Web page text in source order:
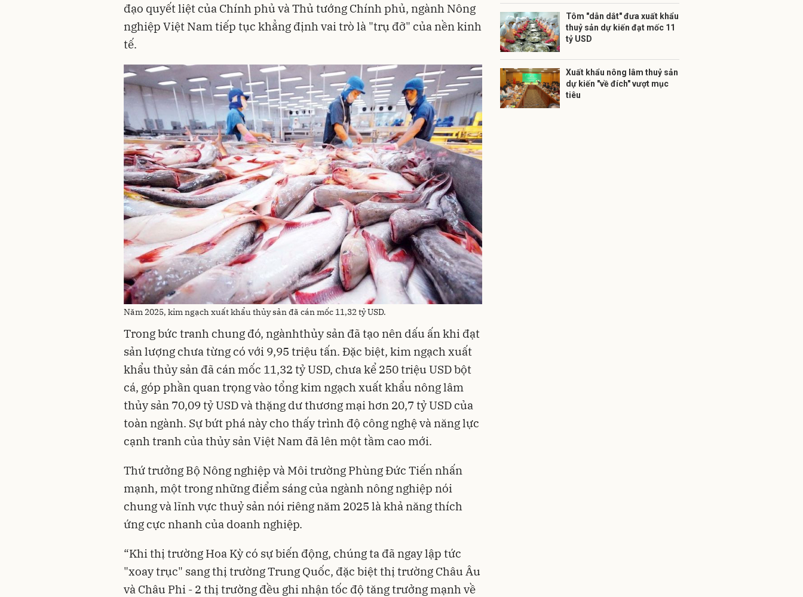
đạo quyết liệt của Chính phủ và Thủ tướng Chính phủ, ngành Nông
nghiệp Việt Nam tiếp tục khẳng định vai trò là "trụ đỡ" của nền kinh
tế.
Năm 2025, kim ngạch xuất khẩu thủy sản đã cán mốc 11,32 tỷ USD.
Trong bức tranh chung đó, ngànhthủy sản đã tạo nên dấu ấn khi đạt
sản lượng chưa từng có với 9,95 triệu tấn. Đặc biệt, kim ngạch xuất
khẩu thủy sản đã cán mốc 11,32 tỷ USD, chưa kể 250 triệu USD bột
cá, góp phần quan trọng vào tổng kim ngạch xuất khẩu nông lâm
thủy sản 70,09 tỷ USD và thặng dư thương mại hơn 20,7 tỷ USD của
toàn ngành. Sự bứt phá này cho thấy trình độ công nghệ và năng lực
cạnh tranh của thủy sản Việt Nam đã lên một tầm cao mới.
Thứ trưởng Bộ Nông nghiệp và Môi trường Phùng Đức Tiến nhấn
mạnh, một trong những điểm sáng của ngành nông nghiệp nói
chung và lĩnh vực thuỷ sản nói riêng năm 2025 là khả năng thích
ứng cực nhanh của doanh nghiệp.
“Khi thị trường Hoa Kỳ có sự biến động, chúng ta đã ngay lập tức
"xoay trục" sang thị trường Trung Quốc, đặc biệt thị trường Châu Âu
và Châu Phi - 2 thị trường đều ghi nhận tốc độ tăng trưởng mạnh về
Tôm "dẫn dắt" đưa xuất khẩu
thuỷ sản dự kiến đạt mốc 11
tỷ USD
Xuất khẩu nông lâm thuỷ sản
dự kiến "về đích" vượt mục
tiêu